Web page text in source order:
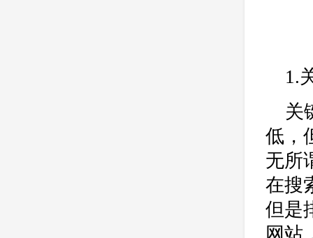
1.
关
低，
无所
在搜
但是
网站